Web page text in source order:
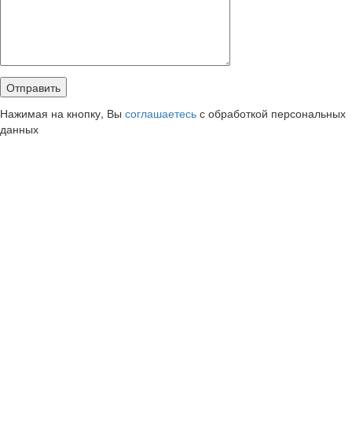
Нажимая на кнопку, Вы соглашаетесь с обработкой персональных
данных